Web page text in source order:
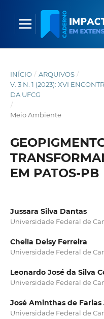
INÍCIO / ARQUIVOS /
V. 3 N. 1 (2023): XVI
DA UFCG
/
Meio Ambiente
EM PATOS-PB
Jussara Silva Dantas
Universidade Federal de
Cheila Deisy Ferreira
Universidade Federal de
Leonardo José da Silva
Universidade Federal de
José Aminthas de
Universidade Federal de